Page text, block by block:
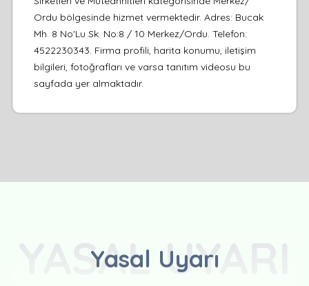
Ordu bölgesinde hizmet vermektedir. Adres: Bucak
Mh. 8 No'Lu Sk. No:8 / 10 Merkez/Ordu. Telefon:
4522230343. Firma profili, harita konumu, iletişim
bilgileri, fotoğrafları ve varsa tanıtım videosu bu
sayfada yer almaktadır.
Yasal Uyarı
YASAL UYARI